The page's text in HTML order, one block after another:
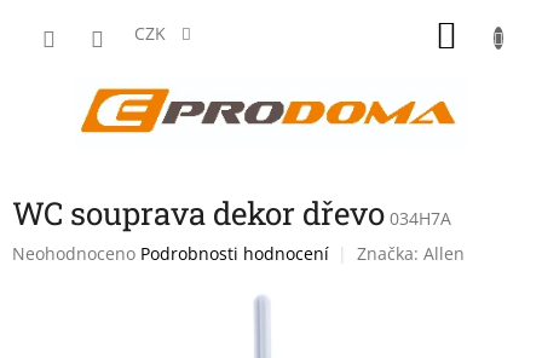
CZK
WC souprava dekor dřevo 034H7A
Průměrné
Neohodnoceno Podrobnosti hodnocení Značka: Allen